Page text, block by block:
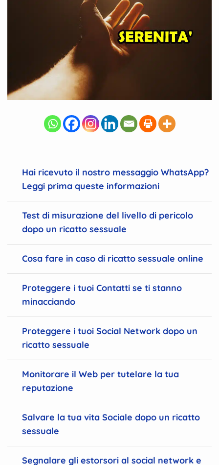
Hai ricevuto il nostro messaggio WhatsApp?
Leggi prima queste informazioni
Test di misurazione del livello di pericolo
dopo un ricatto sessuale
Cosa fare in caso di ricatto sessuale online
Proteggere i tuoi Contatti se ti stanno
minacciando
Proteggere i tuoi Social Network dopo un
ricatto sessuale
Monitorare il Web per tutelare la tua
reputazione
Salvare la tua vita Sociale dopo un ricatto
sessuale
Segnalare gli estorsori al social network e